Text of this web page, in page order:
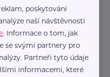
ČR
poskytování
naší návštěvnosti
. Informace o tom, jak
se svými partnery pro
Partneři tyto údaje
informacemi, které